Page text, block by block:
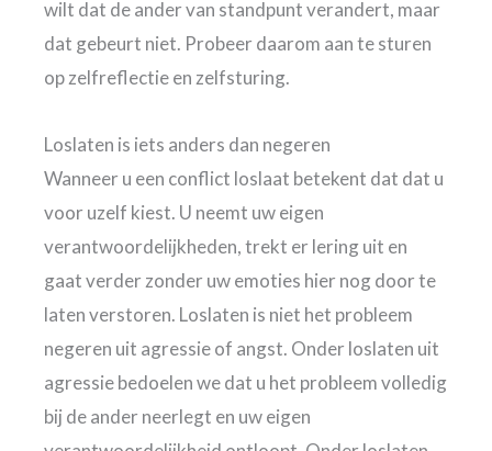
wilt dat de ander van standpunt verandert, maar
dat gebeurt niet. Probeer daarom aan te sturen
op zelfreflectie en zelfsturing.
Loslaten is iets anders dan negeren
Wanneer u een conflict loslaat betekent dat dat u
voor uzelf kiest. U neemt uw eigen
verantwoordelijkheden, trekt er lering uit en
gaat verder zonder uw emoties hier nog door te
laten verstoren. Loslaten is niet het probleem
negeren uit agressie of angst. Onder loslaten uit
agressie bedoelen we dat u het probleem volledig
bij de ander neerlegt en uw eigen